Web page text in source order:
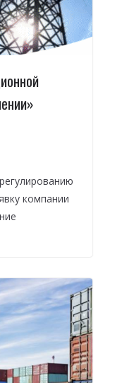
компании